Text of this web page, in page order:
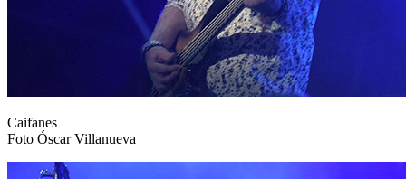
Caifanes
Foto Óscar Villanueva